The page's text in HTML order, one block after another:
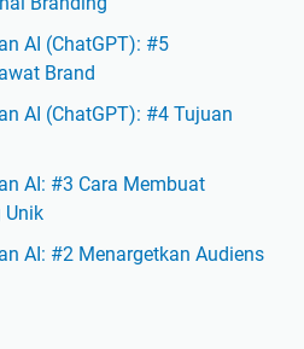
AI (ChatGPT): #5
Brand
AI (ChatGPT): #4 Tujuan
AI: #3 Cara Membuat
Unik
AI: #2 Menargetkan Audiens